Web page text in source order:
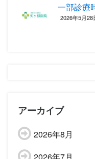
一部診療
2026年5月28
アーカイブ
2026年8月